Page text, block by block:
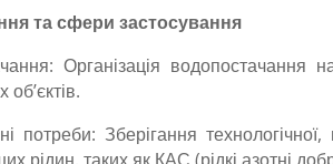
та сфери застосування
Організація водопостачання
об’єктів.
потреби: Зберігання